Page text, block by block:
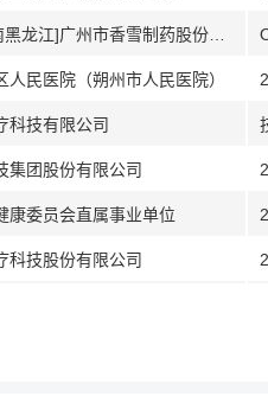
人民医院（朔州市人民医院）
科技有限公司
集团股份有限公司
康委员会直属事业单位
科技股份有限公司